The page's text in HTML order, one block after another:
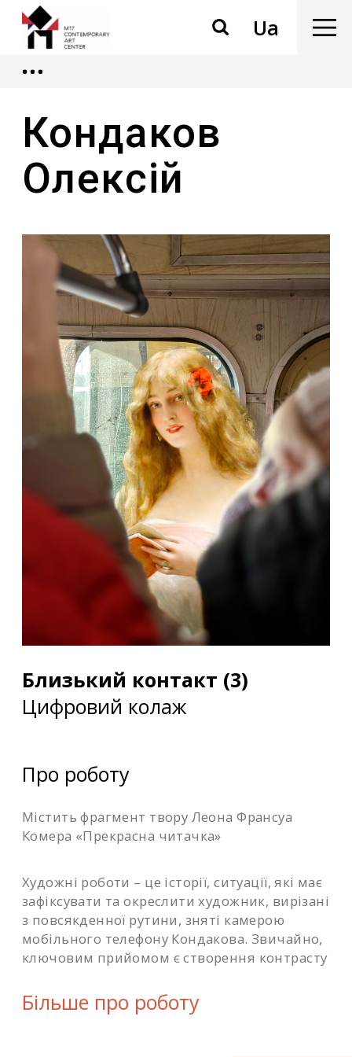
Ua
Кондаков
Олексій
Близький контакт (3)
Цифровий колаж
Про роботу
Містить фрагмент твору Леона Франсуа
Комера «Прекрасна читачка»
Художні роботи – це історії, ситуації, які має
зафіксувати та окреслити художник, вирізані
з повсякденної рутини, зняті камерою
мобільного телефону Кондакова. Звичайно,
ключовим прийомом є створення контрасту
ультра «низьким» сучасним побутом.
Мистецтво минулого перетворюється на
Більше про роботу